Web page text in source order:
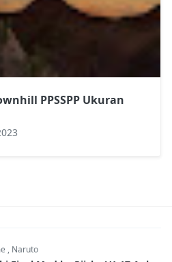
PPSSPP Ukuran
, Naruto